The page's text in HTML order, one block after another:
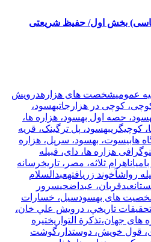
بخش اول/ حفیظ شریعتی
عمومیشخصت های هزارهدرويش
کوچی در هزارجاتبهسود،
حصه اول بهسود، هزاره ها،
کوچیگریبهسود، پل ترگینک، قریه
هابیسوت، بهسود، سرپل، هزاره
هزاره ها، دای، قبیله
اهرام ثلاثه، مصر، تاریخرسانه
رواشآخوند زریافتهعبدالسلام
عیدقربان، عبداضحیسرور
های بهسودسیل، خسارات
تاريخي، درويش علي خان،
های جهان،تذکرة التواریختیره
قول خویش، دوستدار،گوشت